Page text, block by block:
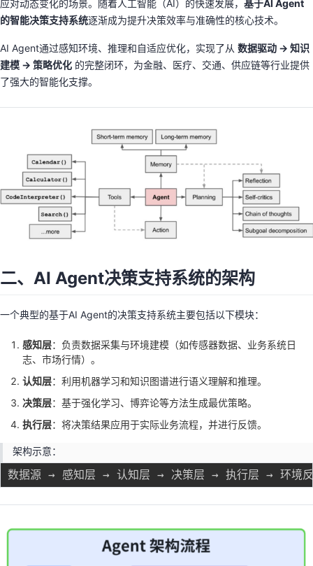
藏
应对动态变化的场景。随着人工智能（AI）的快速发展， 基于AI Agent
的智能决策支持系统逐渐成为提升决策效率与准确性的核心技术。
AI Agent通过感知环境、推理和自适应优化，实现了从 数据驱动 → 知识
建模 → 策略优化 的完整闭环，为金融、医疗、交通、供应链等行业提供
了强大的智能化支撑。
二、AI Agent决策支持系统的架构
一个典型的基于AI Agent的决策支持系统主要包括以下模块：
感知层：负责数据采集与环境建模（如传感器数据、业务系统日
志、市场行情）。
认知层：利用机器学习和知识图谱进行语义理解和推理。
决策层：基于强化学习、博弈论等方法生成最优策略。
执行层：将决策结果应用于实际业务流程，并进行反馈。
架构示意：